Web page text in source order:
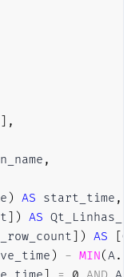
] ,
,
) AS start_time ,
] ) AS
] ) AS [
) - MIN(A.